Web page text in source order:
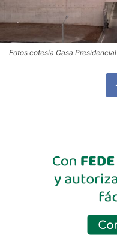
Fotos cotesía Casa Presidencial